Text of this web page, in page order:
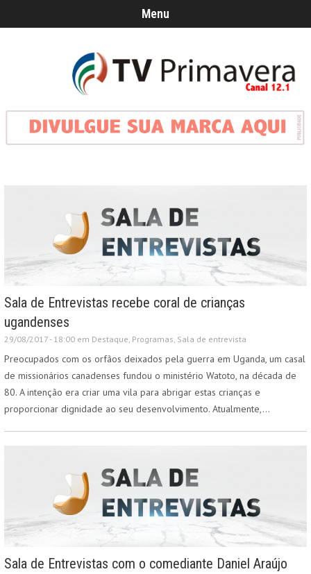
Menu
Sala de Entrevistas recebe coral de crianças
ugandenses
29/08/2017 - 18:00 em Destaque, Programas, Sala de entrevista
Preocupados com os orfãos deixados pela guerra em Uganda, um casal
de missionários canadenses fundou o ministério Watoto, na década de
80. A intenção era criar uma vila para abrigar estas crianças e
proporcionar dignidade ao seu desenvolvimento. Atualmente,…
Sala de Entrevistas com o comediante Daniel Araújo